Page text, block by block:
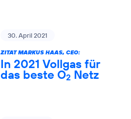
30. April 2021
ZITAT MARKUS HAAS, CEO:
In 2021 Vollgas für
das beste O2 Netz